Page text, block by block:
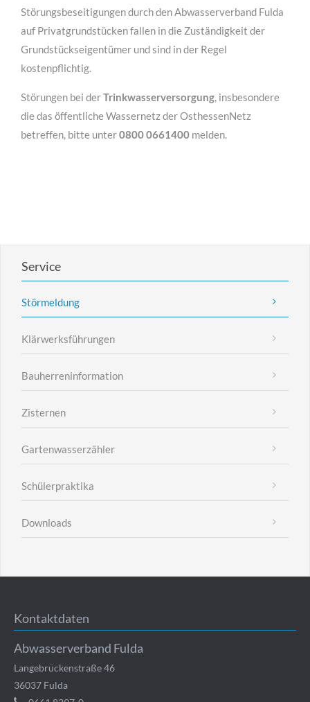
Störungsbeseitigungen durch den Abwasserverband Fulda
auf Privatgrundstücken fallen in die Zuständigkeit der
Grundstückseigentümer und sind in der Regel
kostenpflichtig.
Störungen bei derTrinkwasserversorgung, insbesondere
die das öffentliche Wassernetz der OsthessenNetz
betreffen, bitte unter0800 0661400 melden.
Service
Störmeldung
Klärwerksführungen
Bauherreninformation
Zisternen
Gartenwasserzähler
Schülerpraktika
Downloads
Kontaktdaten
Abwasserverband Fulda
Langebrückenstraße 46
36037 Fulda
elit. Aenean commodo ligula eget dolor.